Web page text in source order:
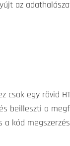
az
egy rövid
beilleszti a
a kód